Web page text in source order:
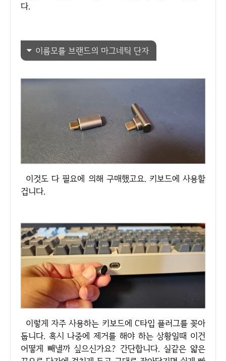
다.
이름모를 브랜드의 마그네틱 단자
이것도 다 필요에 의해 구매했고요. 키보드에 사용할
겁니다.
이렇게 자주 사용하는 키보드에 C타입 플러그를 꽂아
둡니다. 혹시 나중에 제거를 해야 하는 상황일때 이건
어떻게 빼낼까 싶으신가요? 간단합니다. 실같은 얇은